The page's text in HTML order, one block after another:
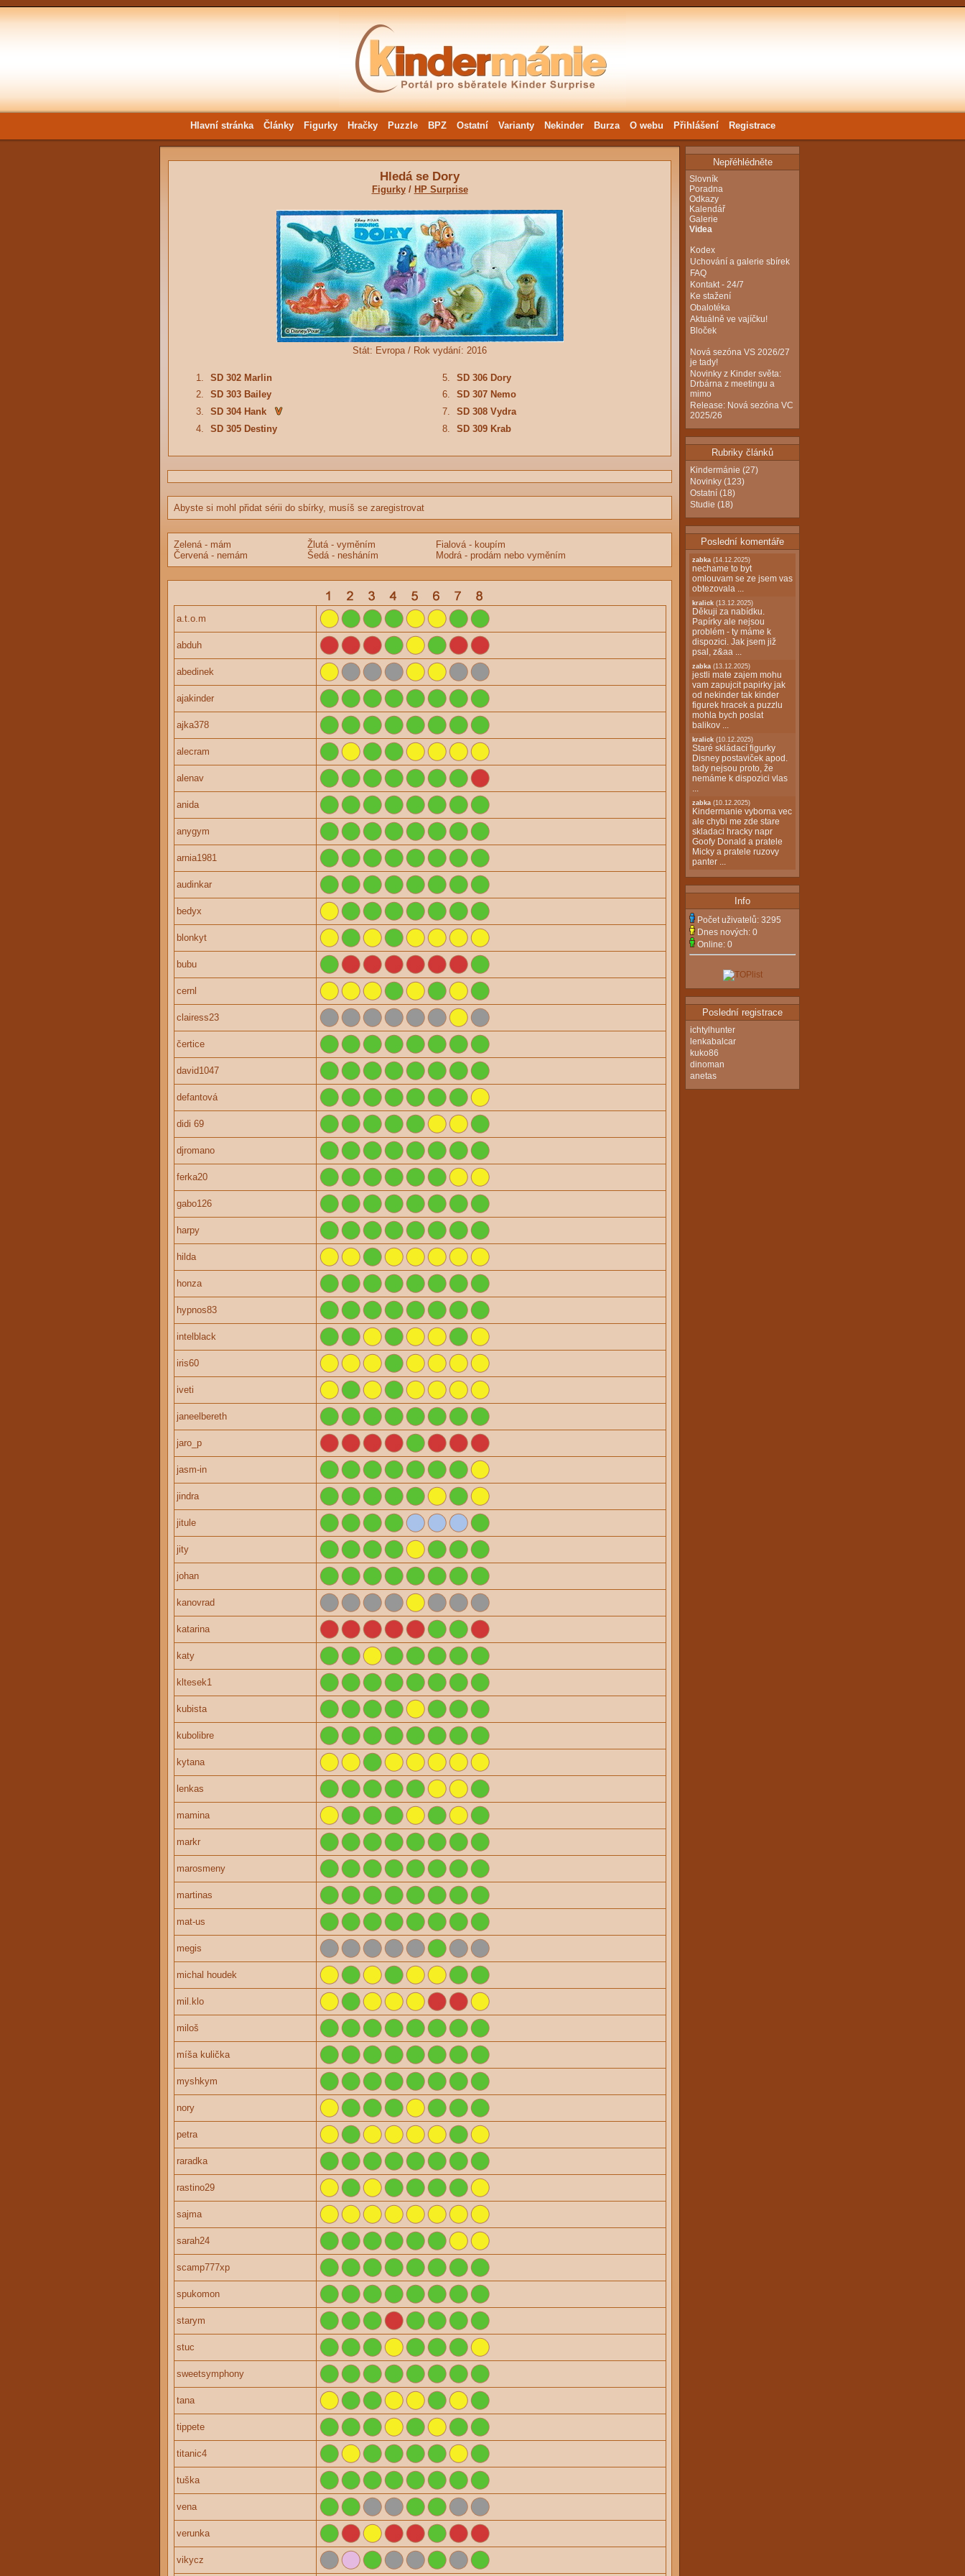
Hlavní stránka Články Figurky Hračky Puzzle BPZ Ostatní Varianty Nekinder Burza O webu Přihlášení Registrace
Hledá se Dory
Figurky/ HP Surprise
Stát: Evropa / Rok vydání: 2016
1. SD 302 Marlin 5.
SD 306 Dory
2.
SD 303 Bailey 6.
SD 307 Nemo
3.
SD 304 Hank 7.
SD 308 Vydra
4.
SD 305 Destiny 8. SD 309 Krab
Abyste si mohl přidat sérii do sbírky, musíš se zaregistrovat
Zelená - mám
Červená - nemám
Žlutá - vyměním
Šedá - nesháním
Fialová - koupím
Modrá - prodám nebo vyměním
a.t.o.m
abduh
abedinek
ajakinder
ajka378
alecram
alenav
anida
anygym
arnia1981
audinkar
bedyx
blonkyt
bubu
cernl
clairess23
čertice
david1047
defantová
didi 69
djromano
ferka20
gabo126
harpy
hilda
honza
hypnos83
intelblack
iris60
iveti
janeelbereth
jaro_p
jasm-in
jindra
jitule
jity
johan
kanovrad
katarina
katy
kltesek1
kubista
kubolibre
kytana
lenkas
mamina
markr
marosmeny
martinas
mat-us
megis
michal houdek
mil.klo
miloš
míša kulička
myshkym
nory
petra
raradka
rastino29
sajma
sarah24
scamp777xp
spukomon
starym
stuc
sweetsymphony
tana
tippete
titanic4
tuška
vena
verunka
vikycz
Nepřéhlédněte
Slovník
Poradna
Odkazy
Kalendář
Galerie
Videa
Kodex
Uchování a galerie sbírek
FAQ
Kontakt - 24/7
Ke stažení
Obalotéka
Aktuálně ve vajíčku!
Bloček
Nová sezóna VS 2026/27
je tady!
Novinky z Kinder světa:
Drbárna z meetingu a
mimo
Release: Nová sezóna VC
2025/26
Rubriky článků
Kindermánie (27)
Novinky (123)
Ostatní (18)
Studie (18)
Poslední komentáře
zabka (14.12.2025)
nechame to byt
omlouvam se ze jsem vas
obtezovala ...
kralick (13.12.2025)
Děkuji za nabídku.
Papírky ale nejsou
problém - ty máme k
dispozici. Jak jsem již
psal, z&aa ...
zabka (13.12.2025)
jestli mate zajem mohu
vam zapujcit papirky jak
od nekinder tak kinder
figurek hracek a puzzlu
mohla bych poslat
balikov ...
kralick (10.12.2025)
Staré skládací figurky
Disney postaviček apod.
tady nejsou proto, že
nemáme k dispozici vlas
...
zabka (10.12.2025)
Kindermanie vyborna vec
ale chybi me zde stare
skladaci hracky napr
Goofy Donald a pratele
Micky a pratele ruzovy
panter ...
Info
Počet uživatelů: 3295
Dnes nových: 0
Online: 0
Poslední registrace
ichtylhunter
lenkabalcar
kuko86
dinoman
anetas